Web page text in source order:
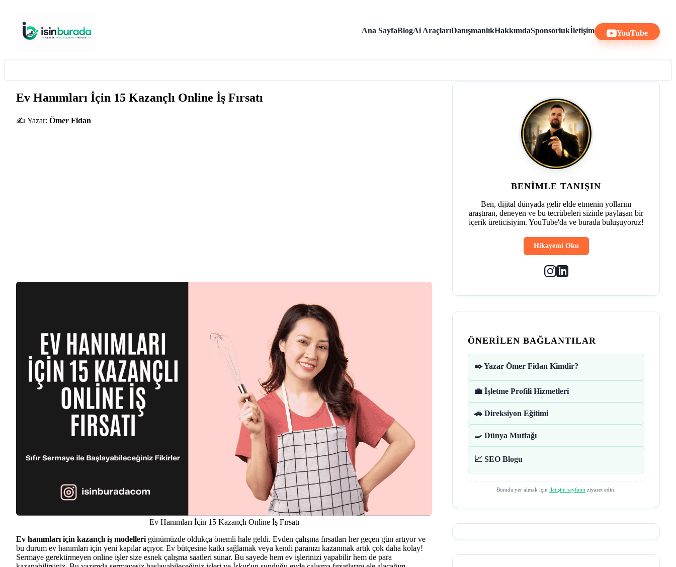
Ana SayfaBlogAi AraçlarıDanışmanlıkHakkımdaSponsorlukİletişim YouTube
Ev Hanımları İçin 15 Kazançlı Online İş Fırsatı
✍️ Yazar: Ömer Fidan
Ev Hanımları İçin 15 Kazançlı Online İş Fırsatı
Ev hanımları için kazançlı iş modelleri günümüzde oldukça önemli hale geldi. Evden çalışma fırsatları her geçen gün artıyor ve
bu durum ev hanımları için yeni kapılar açıyor. Ev bütçesine katkı sağlamak veya kendi paranızı kazanmak artık çok daha kolay!
Sermaye gerektirmeyen online işler size esnek çalışma saatleri sunar. Bu sayede hem ev işlerinizi yapabilir hem de para
BENIMLE TANIŞIN
Ben, dijital dünyada gelir elde etmenin yollarını
araştıran, deneyen ve bu tecrübeleri sizinle paylaşan bir
içerik üreticisiyim. YouTube'da ve burada buluşuyoruz!
Hikayemi Oku
ÖNERILEN BAĞLANTILAR
✒️ Yazar Ömer Fidan Kimdir?
💼 İşletme Profili Hizmetleri
🚗 Direksiyon Eğitimi
🍳 Dünya Mutfağı
📈 SEO Blogu
Burada yer almak için iletişim sayfamı ziyaret edin.